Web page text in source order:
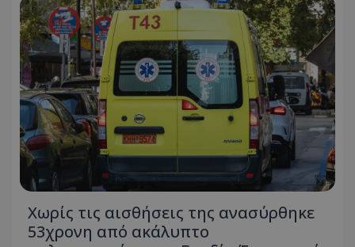
Χωρίς τις αισθήσεις της ανασύρθηκε
53χρονη από ακάλυπτο